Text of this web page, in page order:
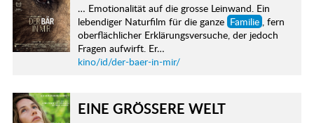
… Emotionalität auf die grosse Leinwand. Ein
lebendiger Naturfilm für die ganze Familie , fern
oberflächlicher Erklärungsversuche, der jedoch
Fragen aufwirft. Er…
kino/id/der-baer-in-mir/
EINE GRÖSSERE WELT